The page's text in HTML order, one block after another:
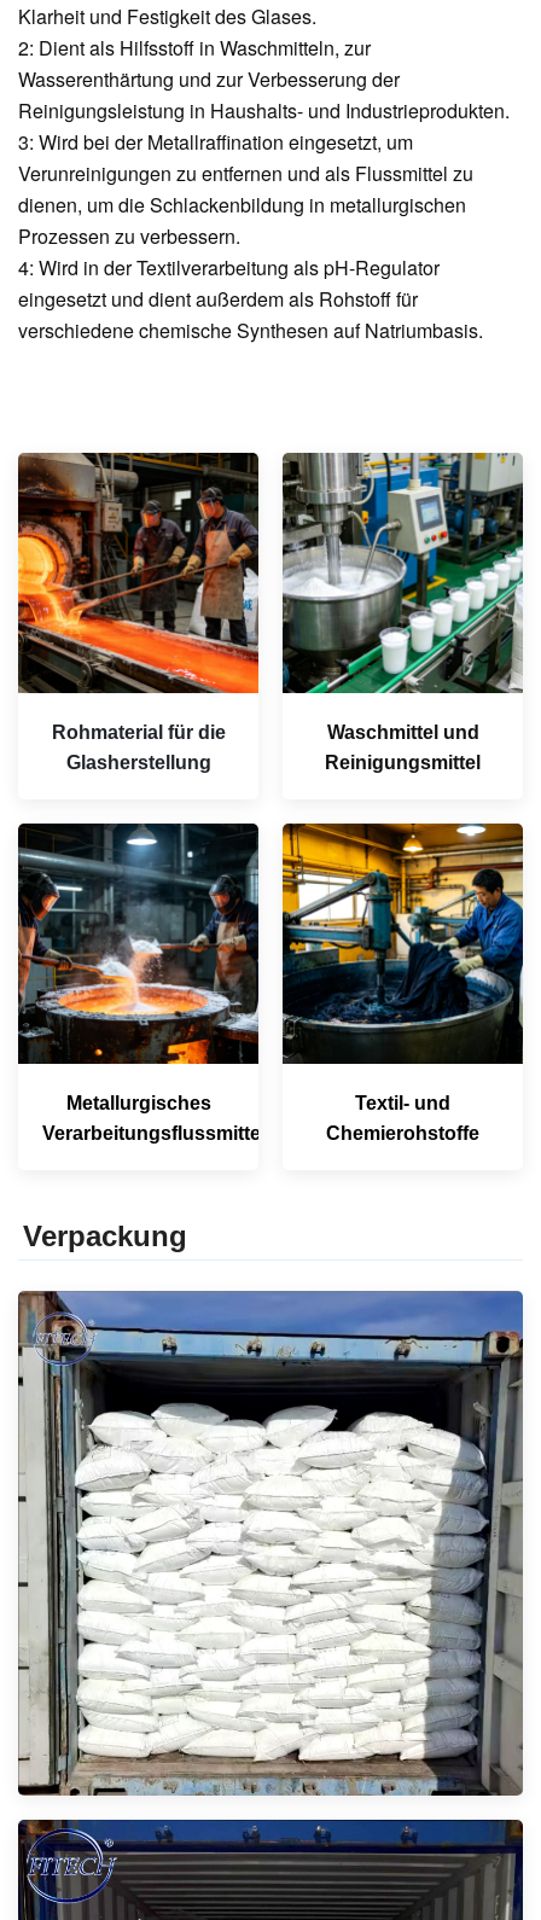
Klarheit und Festigkeit des Glases.
2: Dient als Hilfsstoff in Waschmitteln, zur
Wasserenthärtung und zur Verbesserung der
Reinigungsleistung in Haushalts- und Industrieprodukten.
3: Wird bei der Metallraffination eingesetzt, um
Verunreinigungen zu entfernen und als Flussmittel zu
dienen, um die Schlackenbildung in metallurgischen
Prozessen zu verbessern.
4: Wird in der Textilverarbeitung als pH-Regulator
eingesetzt und dient außerdem als Rohstoff für
verschiedene chemische Synthesen auf Natriumbasis.
Rohmaterial für die
Glasherstellung
Waschmittel und
Reinigungsmittel
Metallurgisches
Verarbeitungsflussmittel
Textil- und
Chemierohstoffe
Verpackung